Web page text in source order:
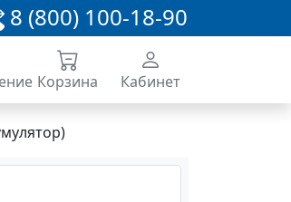
8 (800) 100-18-90
Корзина Кабинет